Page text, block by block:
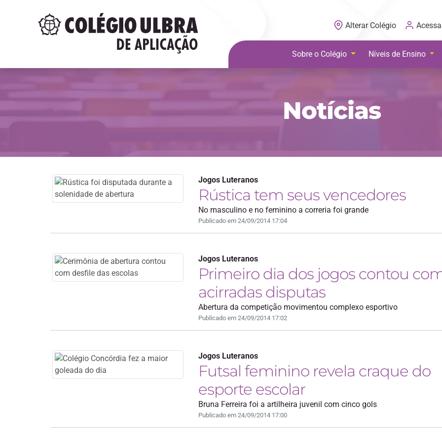
Alterar Colégio
Sobre o Colégio Níveis de Ensino
Notícias
Jogos Luteranos
Rústica tem seus vencedores
No masculino e no feminino a correria foi grande
Publicado em 24/09/2014 17:04
Jogos Luteranos
Primeiro dia dos jogos contou
acirradas disputas
Abertura da competição movimentou complexo esportivo
Publicado em 24/09/2014 17:02
Jogos Luteranos
Futsal feminino revela craque do
esporte escolar
Bruna Ferreira foi a artilheira juvenil com cinco gols
Publicado em 24/09/2014 17:00